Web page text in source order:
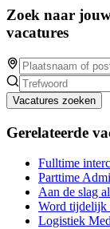
Zoek naar
vacatures
Vacatures zoeken
Gerelateerde
Fulltime
Parttime
Aan de slag
Word tijdelijk
Logistiek